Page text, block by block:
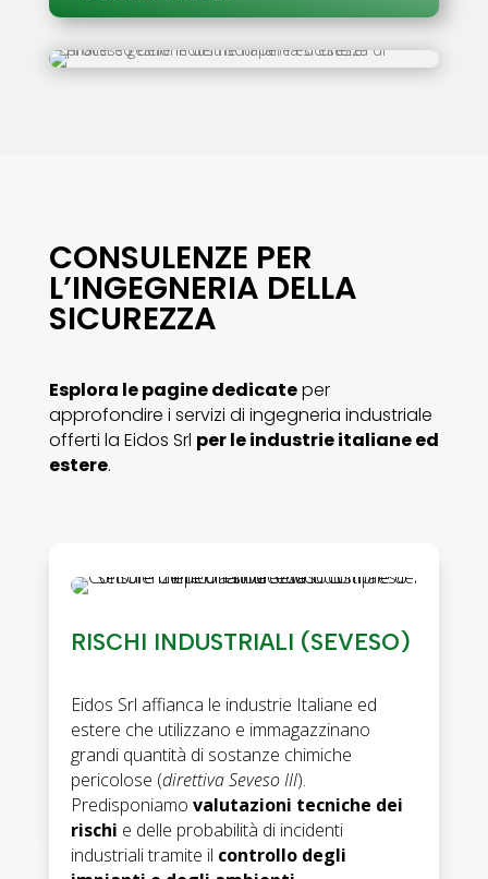
CONSULENZE PER
L’INGEGNERIA DELLA
SICUREZZA
Esplora le pagine dedicateper
approfondire i servizi di ingegneria industriale
offerti la Eidos Srl per le industrie italiane ed
estere.
RISCHI INDUSTRIALI (SEVESO)
Eidos Srl affianca le industrie Italiane ed
estere che utilizzano e immagazzinano
grandi quantità di sostanze chimiche
pericolose (direttiva Seveso III).
Predisponiamo valutazioni tecniche dei
rischi e delle probabilità di incidenti
industriali tramite il controllo degli